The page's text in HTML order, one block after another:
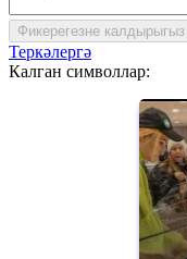
Фикерегезне калдырыгыз
Теркәлергә
Калган символлар: